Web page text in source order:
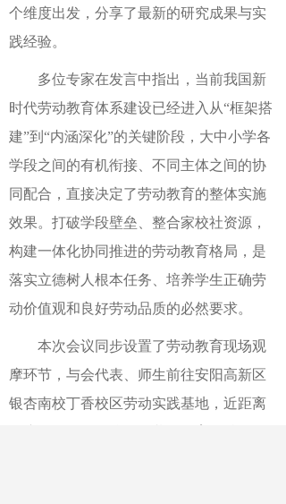
个维度出发，分享了最新的研究成果与实
践经验。
多位专家在发言中指出，当前我国新
时代劳动教育体系建设已经进入从“框架搭
建”到“内涵深化”的关键阶段，大中小学各
学段之间的有机衔接、不同主体之间的协
同配合，直接决定了劳动教育的整体实施
效果。打破学段壁垒、整合家校社资源，
构建一体化协同推进的劳动教育格局，是
落实立德树人根本任务、培养学生正确劳
动价值观和良好劳动品质的必然要求。
本次会议同步设置了劳动教育现场观
摩环节，与会代表、师生前往安阳高新区
银杏南校丁香校区劳动实践基地，近距离